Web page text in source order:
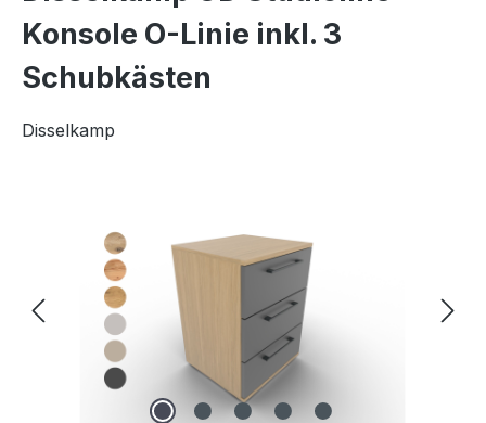
Konsole O-Linie inkl. 3
Schubkästen
Disselkamp